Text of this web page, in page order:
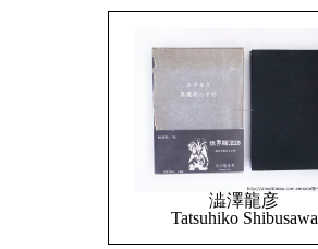
澁澤龍彦
Tatsuhiko Shibusawa